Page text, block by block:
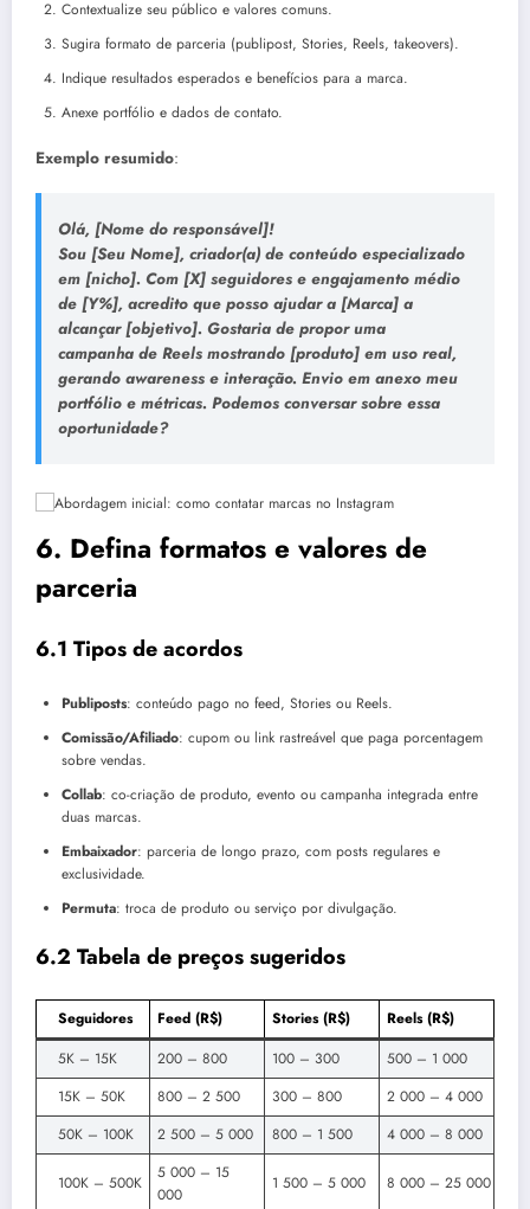
Contextualize seu público e valores comuns.
Sugira formato de parceria (publipost, Stories, Reels, takeovers).
Indique resultados esperados e benefícios para a marca.
Anexe portfólio e dados de contato.
Exemplo resumido:
Olá, [Nome do responsável]!
Sou [Seu Nome], criador(a) de conteúdo especializado
em [nicho]. Com [X] seguidores e engajamento médio
de [Y%], acredito que posso ajudar a [Marca] a
alcançar [objetivo]. Gostaria de propor uma
campanha de Reels mostrando [produto] em uso real,
gerando awareness e interação. Envio em anexo meu
portfólio e métricas. Podemos conversar sobre essa
oportunidade?
6. Defina formatos e valores de
parceria
6.1 Tipos de acordos
Publiposts: conteúdo pago no feed, Stories ou Reels.
Comissão/Afiliado: cupom ou link rastreável que paga porcentagem
sobre vendas.
Collab: co-criação de produto, evento ou campanha integrada entre
duas marcas.
Embaixador: parceria de longo prazo, com posts regulares e
exclusividade.
Permuta: troca de produto ou serviço por divulgação.
6.2 Tabela de preços sugeridos
Seguidores Feed (R$) Stories (R$)
Reels (R$)
5K – 15K
200 – 800 100 – 300
500 – 1 000
15K – 50K
800 – 2 500 300 – 800
2 000 – 4 000
50K – 100K
2 500 – 5 000 800 – 1 500 4 000 – 8 000
100K – 500K
5 000 – 15
000
1 500 – 5 000 8 000 – 25 000